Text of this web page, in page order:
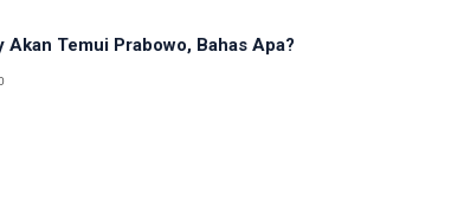
Akan Temui Prabowo, Bahas Apa?